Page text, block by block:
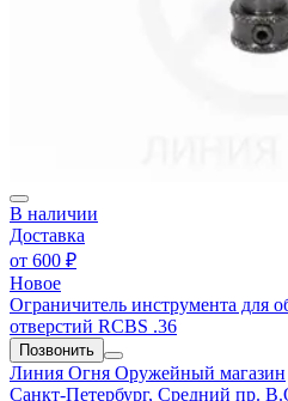
В наличии
Доставка
от 600 ₽
Новое
Ограничитель инструмента для
отверстий RCBS .36
Позвонить
Линия Огня Оружейный магазин
Санкт-Петербург, Средний пр.